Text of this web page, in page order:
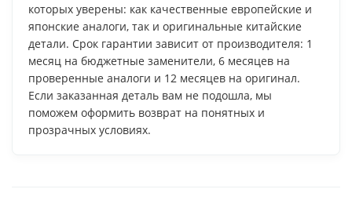
которых уверены: как качественные европейские и
японские аналоги, так и оригинальные китайские
детали. Срок гарантии зависит от производителя: 1
месяц на бюджетные заменители, 6 месяцев на
проверенные аналоги и 12 месяцев на оригинал.
Если заказанная деталь вам не подошла, мы
поможем оформить возврат на понятных и
прозрачных условиях.